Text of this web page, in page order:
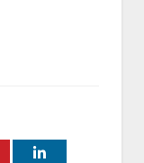
LinkedIn